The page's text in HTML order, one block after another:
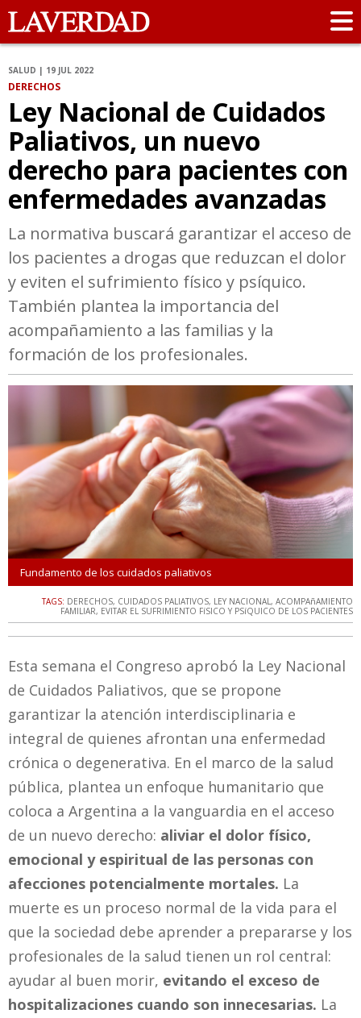
SALUD | 19 JUL 2022
DERECHOS
Ley Nacional de Cuidados
Paliativos, un nuevo
derecho para pacientes con
enfermedades avanzadas
La normativa buscará garantizar el acceso de
los pacientes a drogas que reduzcan el dolor
y eviten el sufrimiento físico y psíquico.
También plantea la importancia del
acompañamiento a las familias y la
formación de los profesionales.
Fundamento de los cuidados paliativos
TAGS: DERECHOS, CUIDADOS PALIATIVOS, LEY NACIONAL, ACOMPAñAMIENTO
FAMILIAR, EVITAR EL SUFRIMIENTO FíSICO Y PSíQUICO DE LOS PACIENTES
Esta semana el Congreso aprobó la Ley Nacional
de Cuidados Paliativos, que se propone
garantizar la atención interdisciplinaria e
integral de quienes afrontan una enfermedad
crónica o degenerativa. En el marco de la salud
pública, plantea un enfoque humanitario que
coloca a Argentina a la vanguardia en el acceso
de un nuevo derecho: aliviar el dolor físico,
emocional y espiritual de las personas con
afecciones potencialmente mortales. La
muerte es un proceso normal de la vida para el
que la sociedad debe aprender a prepararse y los
profesionales de la salud tienen un rol central:
ayudar al buen morir, evitando el exceso de
hospitalizaciones cuando son innecesarias. La